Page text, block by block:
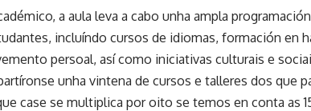
a aula leva a cabo unha ampla
incluíndo cursos de idiomas, formación en
persoal, así como iniciativas culturais e
unha vintena de cursos e talleres dos que
case se multiplica por oito se temos en conta as